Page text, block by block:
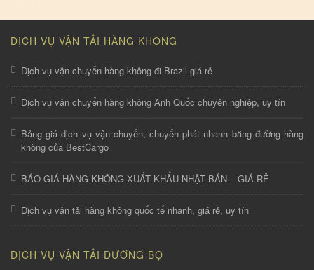
DỊCH VỤ VẬN TẢI HÀNG KHÔNG
Dịch vụ vận chuyển hàng không đi Brazil giá rẻ
Dịch vụ vận chuyển hàng không Anh Quốc chuyên nghiệp, uy tín
Bảng giá dịch vụ vận chuyển, chuyển phát nhanh bằng đường hàng
không của BestCargo
BÁO GIÁ HÀNG KHÔNG XUẤT KHẨU NHẬT BẢN – GIÁ RẺ
Dịch vụ vận tải hàng không quốc tế nhanh, giá rẻ, uy tín
DỊCH VỤ VẬN TẢI ĐƯỜNG BỘ